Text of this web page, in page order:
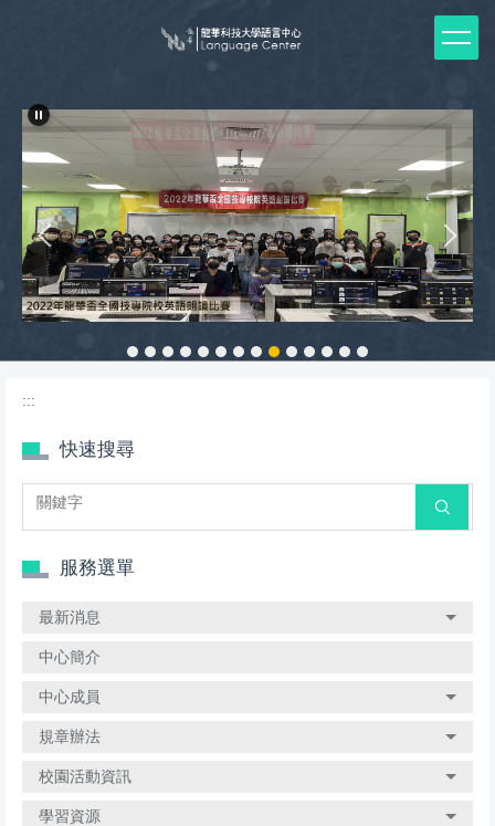
內
容
區
:::
快速搜尋
搜尋
服務選單
最新消息
中心簡介
中心成員
規章辦法
校園活動資訊
學習資源